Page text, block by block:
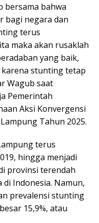
bersama bahwa
bagi negara dan
terus
maka akan rusaklah
yang baik,
stunting tetap
Wagub saat
Pemerintah
Aksi Konvergensi
Tahun 2025.
terus
hingga menjadi
provinsi terendah
Indonesia. Namun,
prevalensi stunting
15,9%, atau